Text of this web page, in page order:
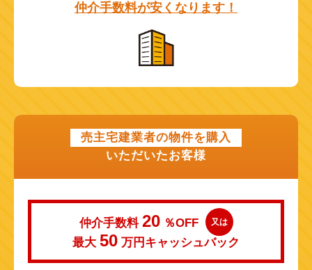
仲介手数料が安くなります！
売主宅建業者の物件を購入
いただいたお客様
仲介手数料 20 ％OFF 又は
最大 50 万円 キャッシュバック